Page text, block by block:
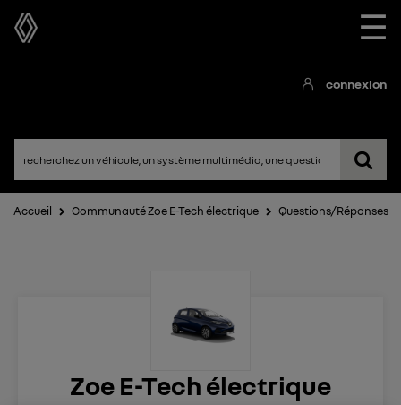
☰
connexion
Accueil Communauté Zoe E-Tech électrique Questions/Réponses
Zoe E-Tech électrique